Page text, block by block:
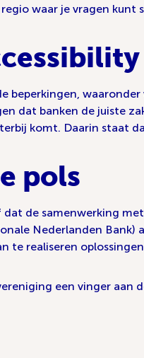
waar je vragen kunt
beperkingen,
dat banken de juiste
komt. Daarin staat
pols
de samenwerking
Nederlanden
te realiseren
een vinger aan